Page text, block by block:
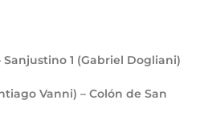
Sanjustino 1 (Gabriel Dogliani)
Vanni) – Colón de San